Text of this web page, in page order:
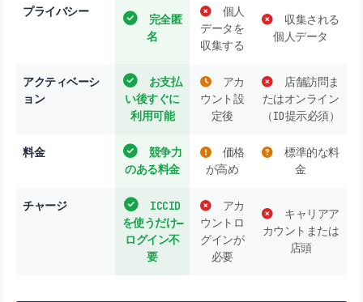
プライバシー
完全匿
名
個人
データを
収集する
収集される
個人データ
アクティベーシ
ョン
お支払
い後すぐに
利用可能
アカ
ウント設
定後
店舗訪問ま
たはオンライン
（ID提示必須）
料金
競争力
のある料金
価格
が高め
標準的な料
金
チャージ
ICCID
を使うだけ―
ログイン不
要
アカ
ウントロ
グインが
必要
キャリアア
カウントまたは
店頭